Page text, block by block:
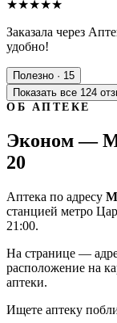
★★★★★
Заказала через
удобно!
Полезно · 15
Показать все 124
ОБ АПТЕКЕ
Эконом —
20
Аптека по адресу
станцией метро
21:00.
На странице —
расположение на
аптеки.
Ищете аптеку